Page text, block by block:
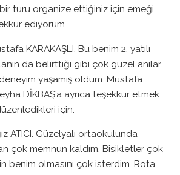
turu organize ettiğiniz için emeği
ediyorum.
KARAKAŞLI. Bu benim 2. yatılı
da belirttiği gibi çok güzel anılar
yaşamış oldum. Mustafa
DİKBAŞ’a ayrıca teşekkür etmek
için.
ATICI. Güzelyalı ortaokulunda
çok memnun kaldım. Bisikletler çok
benim olmasını çok isterdim. Rota